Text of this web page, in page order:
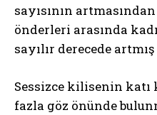
sayısının
önderleri arasında
sayılır derecede
Sessizce kilisenin
fazla göz önünde